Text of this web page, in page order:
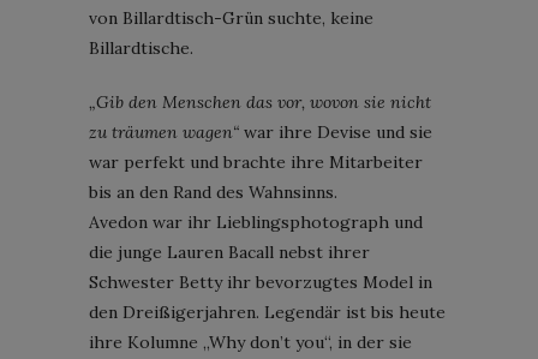
von Billardtisch-Grün suchte, keine
Billardtische.
„Gib den Menschen das vor, wovon sie nicht
zu träumen wagen“ war ihre Devise und sie
war perfekt und brachte ihre Mitarbeiter
bis an den Rand des Wahnsinns.
Avedon war ihr Lieblingsphotograph und
die junge Lauren Bacall nebst ihrer
Schwester Betty ihr bevorzugtes Model in
den Dreißigerjahren. Legendär ist bis heute
ihre Kolumne „Why don’t you“, in der sie